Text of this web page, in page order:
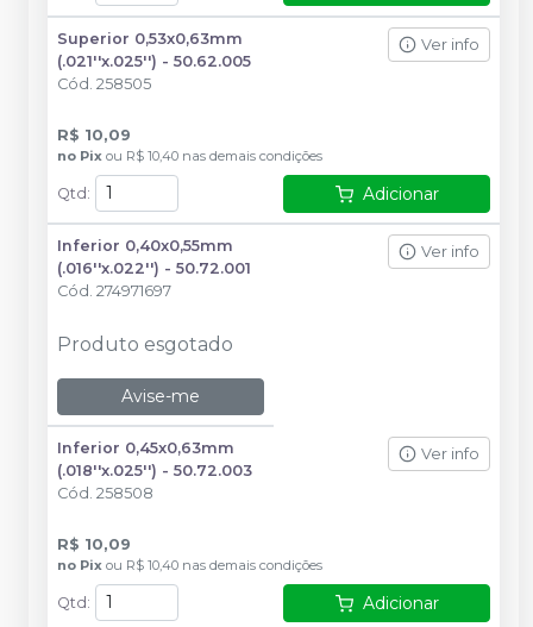
Superior 0,53x0,63mm
(.021''x.025'') - 50.62.005
Cód. 258505
Ver info
R$ 10,09
no Pix ou R$ 10,40 nas demais condições
Qtd : Adicionar
Inferior 0,40x0,55mm
(.016''x.022'') - 50.72.001
Cód. 274971697
Ver info
Produto esgotado
Avise-me
Inferior 0,45x0,63mm
(.018''x.025'') - 50.72.003
Cód. 258508
Ver info
R$ 10,09
no Pix ou R$ 10,40 nas demais condições
Qtd : Adicionar